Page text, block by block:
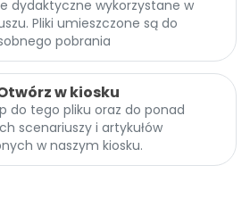
dydaktyczne wykorzystane w
Pliki umieszczone są do
pobrania
w kiosku
do tego pliku oraz do ponad
scenariuszy i artykułów
w naszym kiosku.